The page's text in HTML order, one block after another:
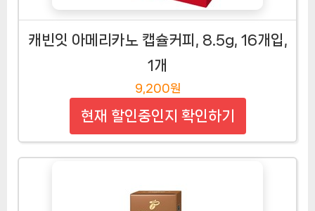
캐빈잇 아메리카노 캡슐커피, 8.5g, 16개입,
1개
9,200원
현재 할인중인지 확인하기